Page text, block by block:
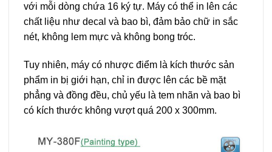
với mỗi dòng chứa 16 ký tự. Máy có thể in lên các
chất liệu như decal và bao bì, đảm bảo chữ in sắc
nét, không lem mực và không bong tróc.
Tuy nhiên, máy có nhược điểm là kích thước sản
phẩm in bị giới hạn, chỉ in được lên các bề mặt
phẳng và đồng đều, chủ yếu là tem nhãn và bao bì
có kích thước không vượt quá 200 x 300mm.